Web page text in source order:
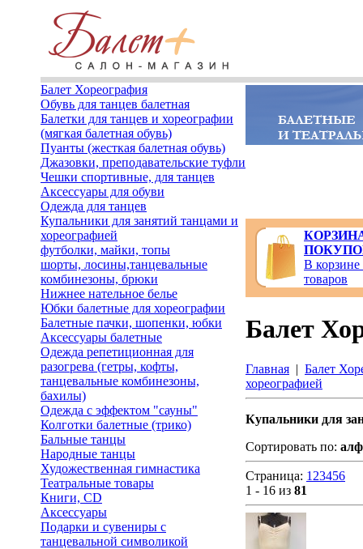
Балет Хореография
Обувь для танцев балетная
Балетки для танцев и хореографии
(мягкая балетная обувь)
Пуанты (жесткая балетная обувь)
Джазовки, преподавательские туфли
Чешки спортивные, для танцев
Аксессуары для обуви
Одежда для танцев
Купальники для занятий танцами и
хореографией
футболки, майки, топы
шорты, лосины,танцевальные
комбинезоны, брюки
Нижнее нательное белье
Юбки балетные для хореографии
Балетные пачки, шопенки, юбки
Аксессуары балетные
Одежда репетиционная для
разогрева (гетры, кофты,
танцевальные комбинезоны,
бахилы)
Одежда с эффектом "сауны"
Колготки балетные (трико)
Бальные танцы
Народные танцы
Художественная гимнастика
Театральные товары
Книги, CD
Аксессуары
Подарки и сувениры с
танцевальной символикой
В корзине
товаров
Балет
Главная | Балет
хореографией
Купальники для
Сортировать по:
Страница: 1 23456
1 - 16 из 81